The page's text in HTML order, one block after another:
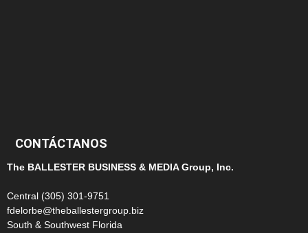
CONTÁCTANOS
The BALLESTER BUSINESS & MEDIA Group, Inc.
Central (305) 301-9751
fdelorbe@theballestergroup.biz
South & Southwest Florida